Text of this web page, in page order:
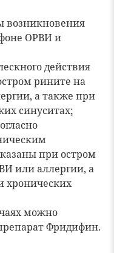
возникновения
ОРВИ и
действия
рините на
а также при
синуситах;
при остром
или аллергии, а
хронических
можно
Фридифин.